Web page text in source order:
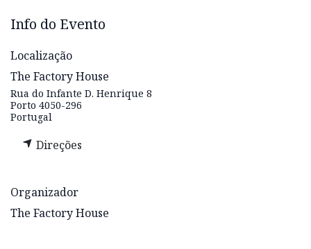
Info do Evento
Localização
The Factory House
Rua do Infante D. Henrique 8
Porto 4050-296
Portugal
Direções
Organizador
The Factory House